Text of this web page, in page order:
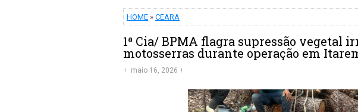
HOME » CEARA
1ª Cia/ BPMA flagra supressão vegetal
motosserras durante operação em
maio 16, 2026